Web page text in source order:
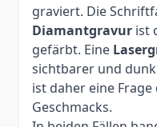
graviert. Die
Diamantgravur ist
gefärbt. Eine
sichtbarer und
ist daher eine
Geschmacks.